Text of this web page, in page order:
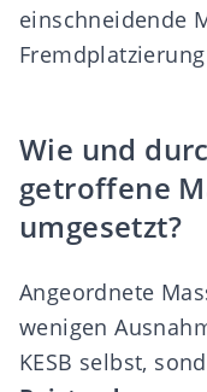
einschneidende
Wie und
getroffene
umgesetzt?
Angeordnete
wenigen
KESB selbst,